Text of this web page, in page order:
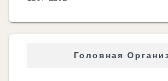
Головная